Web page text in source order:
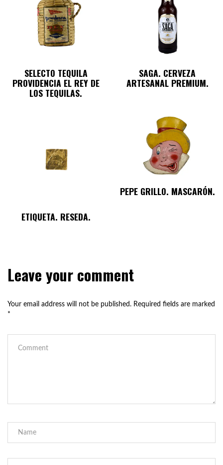
SELECTO TEQUILA
PROVIDENCIA EL REY DE
LOS TEQUILAS.
SAGA. CERVEZA
ARTESANAL PREMIUM.
ETIQUETA. RESEDA.
PEPE GRILLO. MASCARÓN.
Leave your comment
Your email address will not be published. Required fields are marked
*